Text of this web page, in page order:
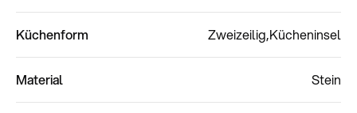
Küchenform Zweizeilig Kücheninsel
Material Stein